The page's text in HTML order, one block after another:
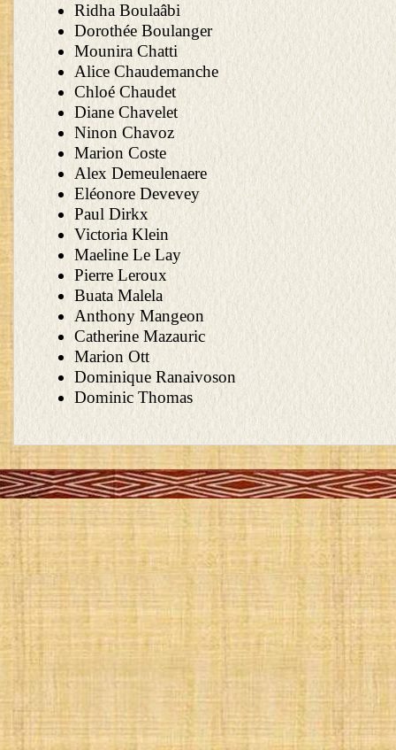
Ridha Boulaâbi
Dorothée Boulanger
Mounira Chatti
Alice Chaudemanche
Chloé Chaudet
Diane Chavelet
Ninon Chavoz
Marion Coste
Alex Demeulenaere
Eléonore Devevey
Paul Dirkx
Victoria Klein
Maeline Le Lay
Pierre Leroux
Buata Malela
Anthony Mangeon
Catherine Mazauric
Marion Ott
Dominique Ranaivoson
Dominic Thomas